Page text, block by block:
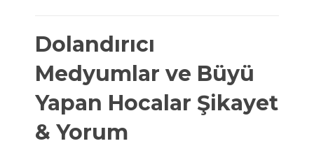
Dolandırıcı
Medyumlar ve Büyü
Yapan Hocalar Şikayet
& Yorum